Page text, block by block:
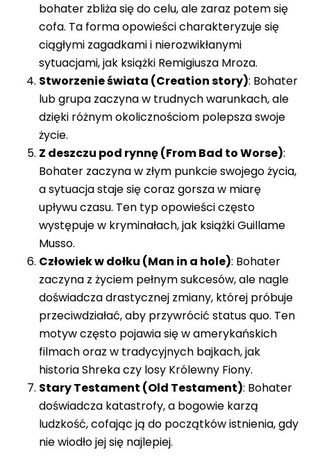
bohater zbliża się do celu, ale zaraz potem się
cofa. Ta forma opowieści charakteryzuje się
ciągłymi zagadkami i nierozwikłanymi
sytuacjami, jak książki Remigiusza Mroza.
Stworzenie świata (Creation story): Bohater
lub grupa zaczyna w trudnych warunkach, ale
dzięki różnym okolicznościom polepsza swoje
życie.
Z deszczu pod rynnę (From Bad to Worse):
Bohater zaczyna w złym punkcie swojego życia,
a sytuacja staje się coraz gorsza w miarę
upływu czasu. Ten typ opowieści często
występuje w kryminałach, jak książki Guillame
Musso.
Człowiek w dołku (Man in a hole): Bohater
zaczyna z życiem pełnym sukcesów, ale nagle
doświadcza drastycznej zmiany, której próbuje
przeciwdziałać, aby przywrócić status quo. Ten
motyw często pojawia się w amerykańskich
filmach oraz w tradycyjnych bajkach, jak
historia Shreka czy losy Królewny Fiony.
Stary Testament (Old Testament): Bohater
doświadcza katastrofy, a bogowie karzą
ludzkość, cofając ją do początków istnienia, gdy
nie wiodło jej się najlepiej.